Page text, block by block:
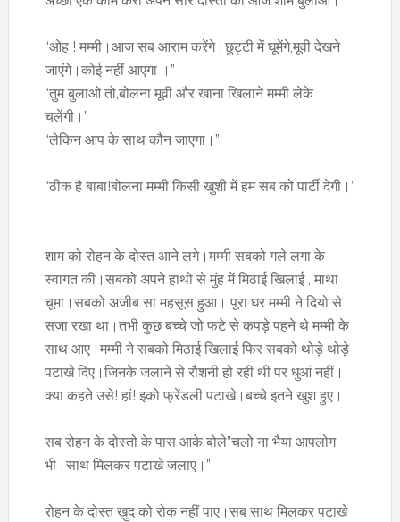
“ओह ! मम्मी।आज सब आराम करेंगे।छुट्टी में घूमेंगे,मूवी देखने
जाएंगे।कोई नहीं आएगा ।”
“तुम बुलाओ तो,बोलना मूवी और खाना खिलाने मम्मी लेके
चलेंगी।”
“लेकिन आप के साथ कौन जाएगा।”
“ठीक है बाबा!बोलना मम्मी किसी खुशी में हम सब को पार्टी देगी।”
शाम को रोहन के दोस्त आने लगे।मम्मी सबको गले लगा के
स्वागत की।सबको अपने हाथो से मुंह में मिठाई खिलाई , माथा
चूमा।सबको अजीब सा महसूस हुआ। पूरा घर मम्मी ने दियो से
सजा रखा था।तभी कुछ बच्चे जो फटे से कपड़े पहने थे मम्मी के
साथ आए।मम्मी ने सबको मिठाई खिलाई फिर सबको थोड़े थोड़े
पटाखे दिए।जिनके जलाने से रौशनी हो रही थी पर धुआं नहीं।
क्या कहते उसे! हां! इको फ्रेंडली पटाखे।बच्चे इतने खुश हुए।
सब रोहन के दोस्तो के पास आके बोले”चलो ना भैया आपलोग
भी।साथ मिलकर पटाखे जलाए।”
रोहन के दोस्त ख़ुद को रोक नहीं पाए।सब साथ मिलकर पटाखे